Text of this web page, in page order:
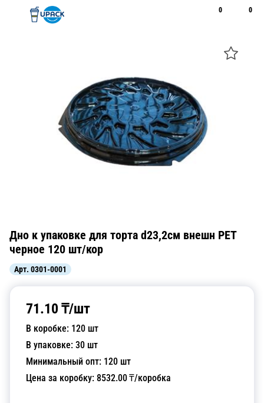
0 0
Дно к упаковке для торта d23,2см внешн PET
черное 120 шт/кор
Арт. 0301-0001
71.10 ₸/шт
В коробке: 120 шт
В упаковке: 30 шт
Минимальный опт: 120 шт
Цена за коробку: 8532.00₸/коробка